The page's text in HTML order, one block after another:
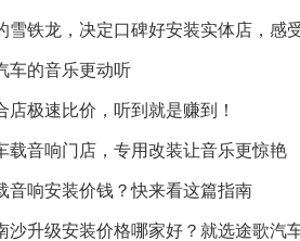
雪铁龙，决定口碑好安装实体店，感
车的音乐更动听
极速比价，听到就是赚到！
载音响门店，专用改装让音乐更惊艳
音响安装价钱？快来看这篇指南
沙升级安装价格哪家好？就选途歌汽